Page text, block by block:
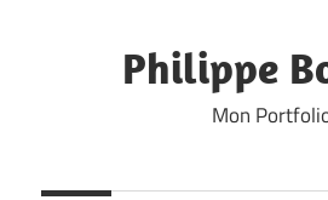
Philippe
Mon